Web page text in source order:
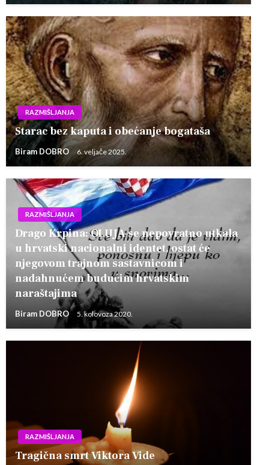
RAZMIŠLJANJA
Starac bez kaputa i obećanje bogataša
Biram DOBRO 6. veljače 2025.
RAZMIŠLJANJA
Drago Krpina: OLUJA se nepovratno utkala
u hrvatski nacionalni identet, ostat će
njegovom trajnom sastavnicom i
nadahnućem budućim hrvatskim
naraštajima
Biram DOBRO 5. kolovoza 2020.
RAZMIŠLJANJA
Tragična smrt Viktora Vide